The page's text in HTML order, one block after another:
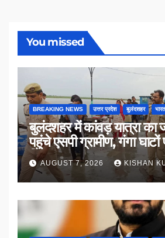
You missed
BREAKING NEWS उत्तर प्रदेश बुलंदशहर भारत
बुलंदशहर में कांवड़ यात्रा का
पहुंचे एसपी ग्रामीण, गंगा
किया संवाद
AUGUST 7, 2026 KISHAN